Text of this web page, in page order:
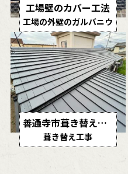
工場壁のカバー工法
工場の外壁のガルバニウ
ム鋼板カバー工事
善通寺市葺き替え工事
葺き替え工事